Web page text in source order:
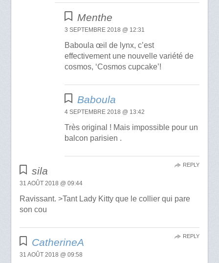
Menthe
3 SEPTEMBRE 2018 @ 12:31
Baboula œil de lynx, c’est
effectivement une nouvelle variété de
cosmos, ‘Cosmos cupcake’!
Baboula
4 SEPTEMBRE 2018 @ 13:42
Très original ! Mais impossible pour un
balcon parisien .
sila
31 AOÛT 2018 @ 09:44
Ravissant. >Tant Lady Kitty que le collier qui pare
son cou
REPLY
CatherineA
31 AOÛT 2018 @ 09:58
REPLY